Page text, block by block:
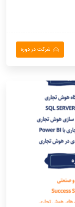
شرکت در دوره